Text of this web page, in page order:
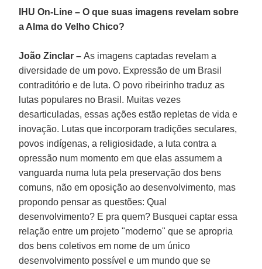
IHU On-Line – O que suas imagens revelam sobre
a Alma do Velho Chico?
João Zinclar –As imagens captadas revelam a
diversidade de um povo. Expressão de um Brasil
contraditório e de luta. O povo ribeirinho traduz as
lutas populares no Brasil. Muitas vezes
desarticuladas, essas ações estão repletas de vida e
inovação. Lutas que incorporam tradições seculares,
povos indígenas, a religiosidade, a luta contra a
opressão num momento em que elas assumem a
vanguarda numa luta pela preservação dos bens
comuns, não em oposição ao desenvolvimento, mas
propondo pensar as questões: Qual
desenvolvimento? E pra quem? Busquei captar essa
relação entre um projeto "moderno" que se apropria
dos bens coletivos em nome de um único
desenvolvimento possível e um mundo que se